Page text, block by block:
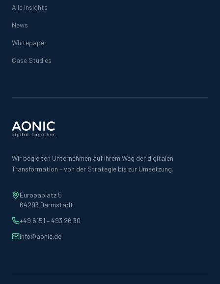
Alle Insights
News
Whitepaper
Case Studies
Wir begleiten Unternehmen auf ihrem Weg der digitalen
Transformation – von der Strategie bis zur Umsetzung.
Europaplatz 5
64293 Darmstadt
+49 6151 – 493 26 30
info@aonic.de